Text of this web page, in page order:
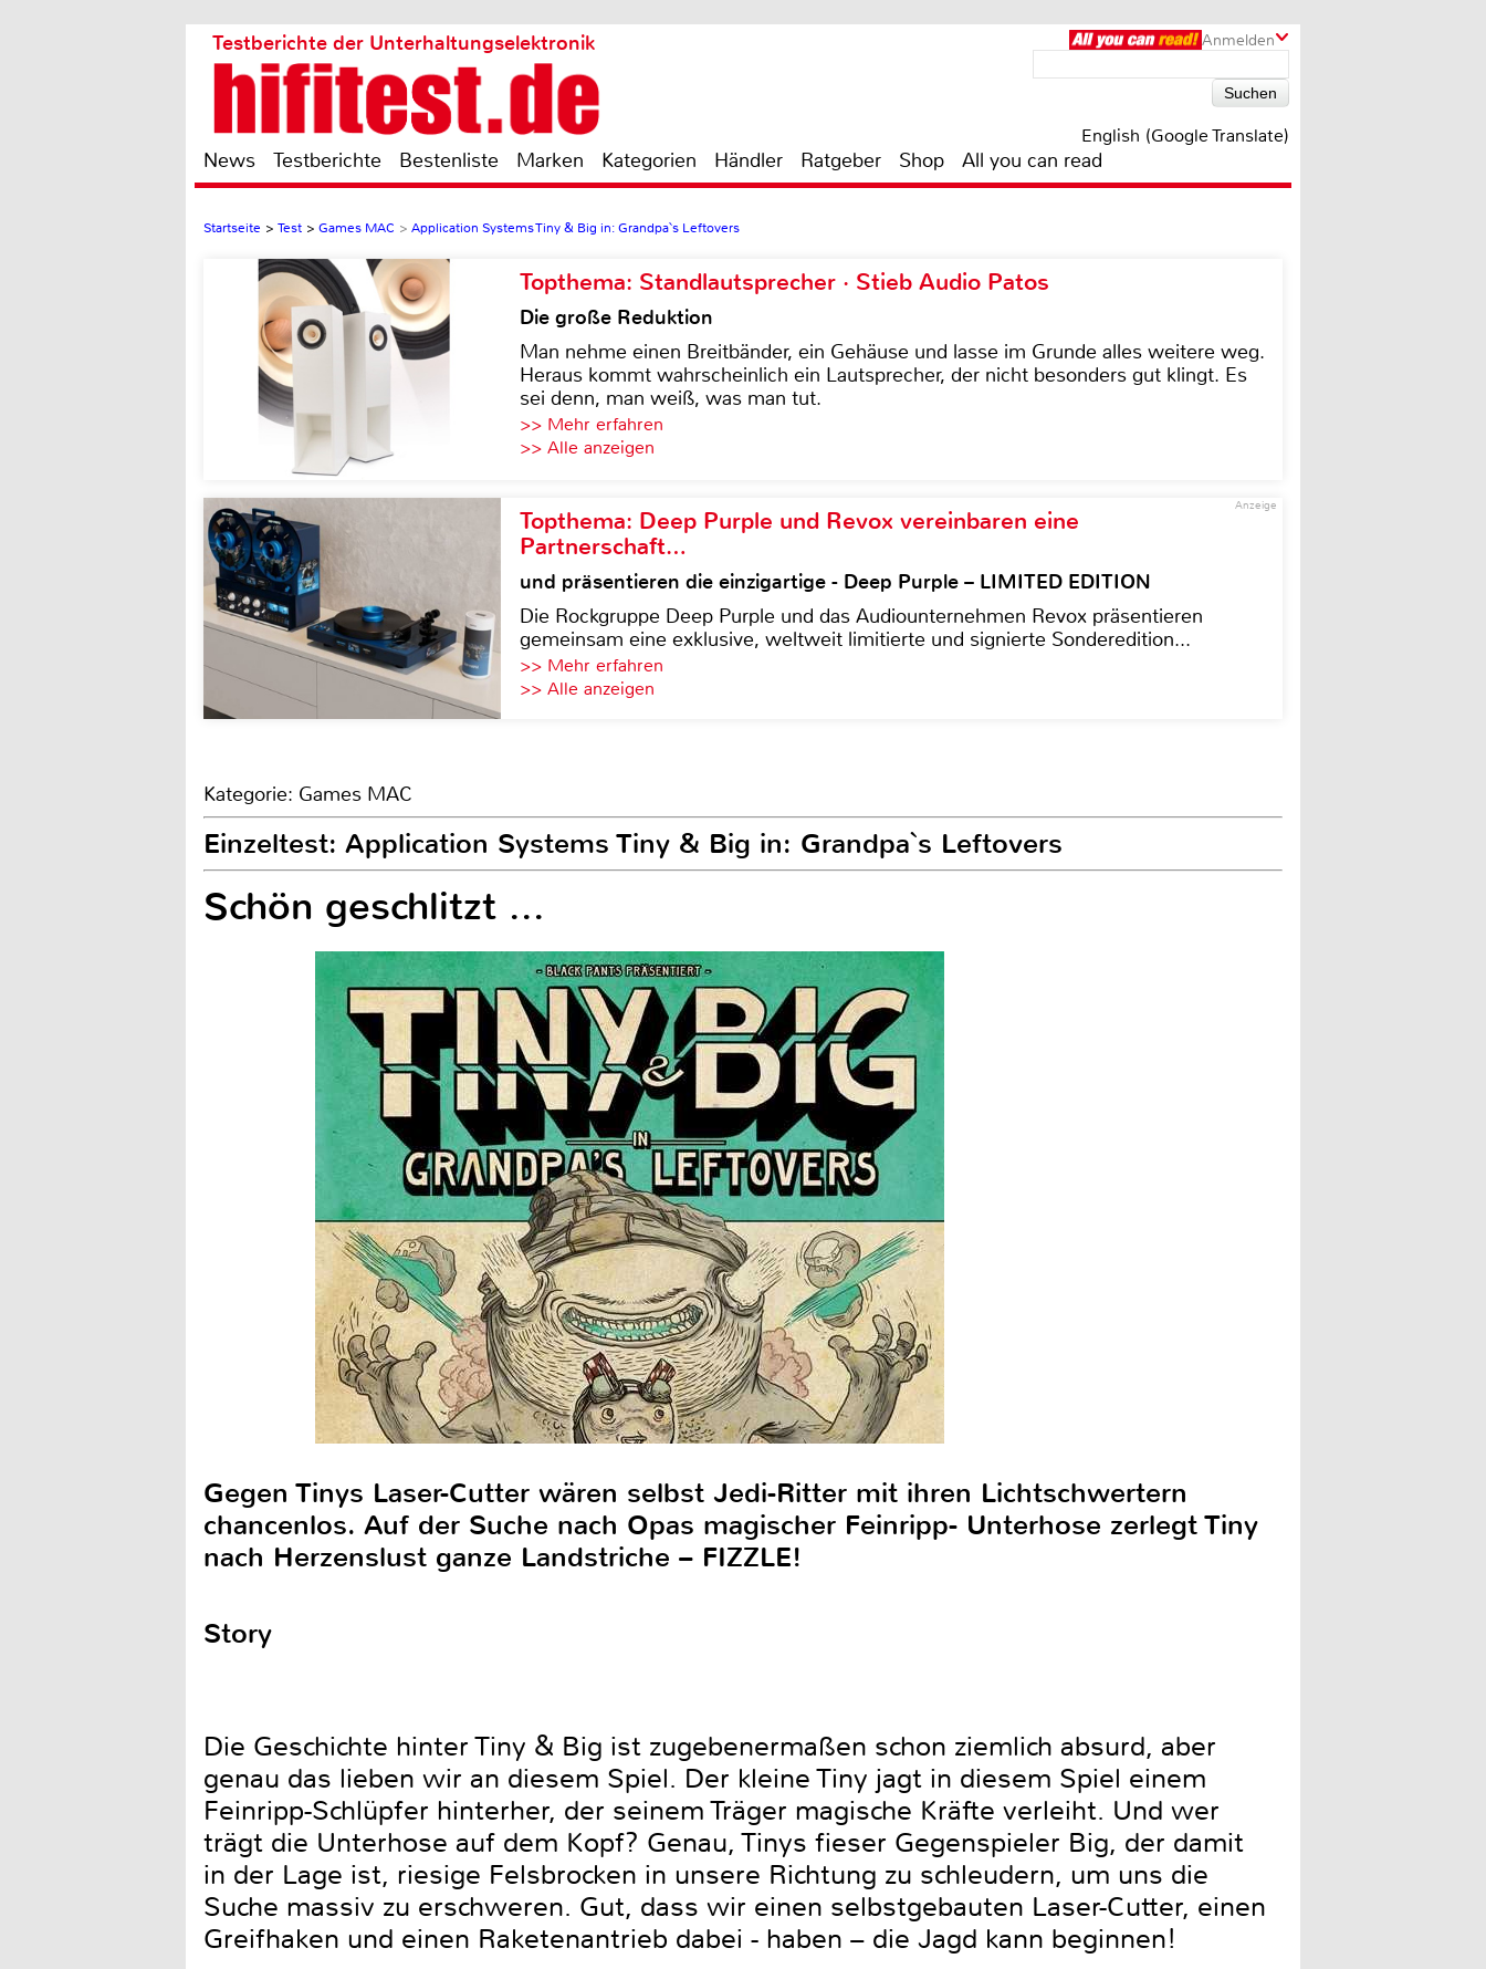
Anmelden
Testberichte der Unterhaltungselektronik
English (Google Translate)
News Testberichte Bestenliste Marken Kategorien Händler Ratgeber Shop All you can read
Startseite > Test > Games MAC > Application Systems Tiny & Big in: Grandpa`s Leftovers
Topthema: Standlautsprecher · Stieb Audio Patos
Die große Reduktion
Man nehme einen Breitbänder, ein Gehäuse und lasse im Grunde alles weitere weg.
Heraus kommt wahrscheinlich ein Lautsprecher, der nicht besonders gut klingt. Es
sei denn, man weiß, was man tut.
>> Mehr erfahren
>> Alle anzeigen
Anzeige
Topthema: Deep Purple und Revox vereinbaren eine
Partnerschaft…
und präsentieren die einzigartige - Deep Purple – LIMITED EDITION
Die Rockgruppe Deep Purple und das Audiounternehmen Revox präsentieren
gemeinsam eine exklusive, weltweit limitierte und signierte Sonderedition...
>> Mehr erfahren
>> Alle anzeigen
Kategorie: Games MAC
Einzeltest: Application Systems Tiny & Big in: Grandpa`s Leftovers
Schön geschlitzt ...
Gegen Tinys Laser-Cutter wären selbst Jedi-Ritter mit ihren Lichtschwertern
chancenlos. Auf der Suche nach Opas magischer Feinripp- Unterhose zerlegt Tiny
nach Herzenslust ganze Landstriche – FIZZLE!
Story
Die Geschichte hinter Tiny & Big ist zugebenermaßen schon ziemlich absurd, aber
genau das lieben wir an diesem Spiel. Der kleine Tiny jagt in diesem Spiel einem
Feinripp-Schlüpfer hinterher, der seinem Träger magische Kräfte verleiht. Und wer
trägt die Unterhose auf dem Kopf? Genau, Tinys fieser Gegenspieler Big, der damit
in der Lage ist, riesige Felsbrocken in unsere Richtung zu schleudern, um uns die
Suche massiv zu erschweren. Gut, dass wir einen selbstgebauten Laser-Cutter, einen
Greifhaken und einen Raketenantrieb dabei - haben – die Jagd kann beginnen!